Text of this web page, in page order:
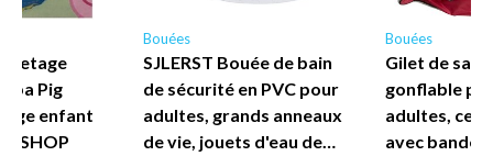
Pig
enfant
SHOP
Bouées
SJLERST Bouée de bain
de sécurité en PVC pour
adultes, grands anneaux
de vie, jouets d'eau de…
Bouées
Gilet de
gonflable
adultes,
avec bandes